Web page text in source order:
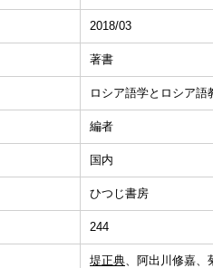
2018/03
著書
ロシア語学とロシア語
編者
国内
ひつじ書房
244
堤正典、阿出川修嘉、